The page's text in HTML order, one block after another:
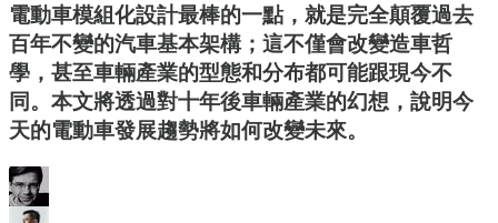
電動車模組化設計最棒的一點，就是完全顛覆過去
百年不變的汽車基本架構；這不僅會改變造車哲
學，甚至車輛產業的型態和分布都可能跟現今不
同。本文將透過對十年後車輛產業的幻想，說明今
天的電動車發展趨勢將如何改變未來。